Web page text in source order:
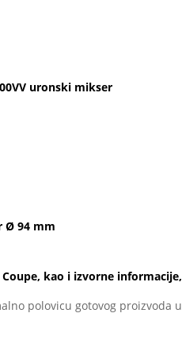
uronski mikser
Ø 94 mm
kao i izvorne informacije,
polovicu gotovog proizvoda u